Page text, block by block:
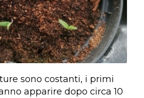
sono costanti, i primi
apparire dopo circa 10